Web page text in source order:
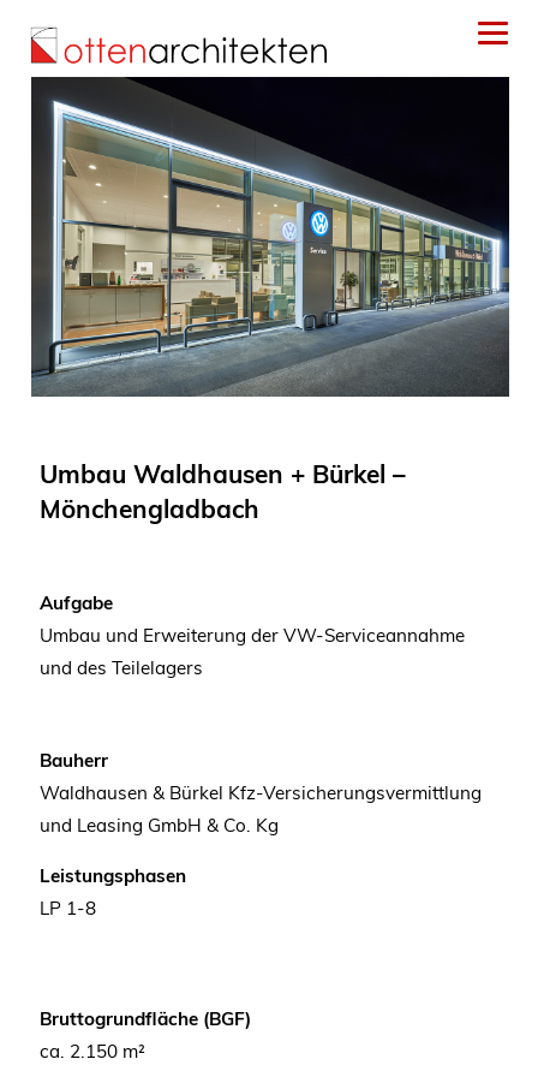
Umbau Waldhausen + Bürkel –
Mönchengladbach
Aufgabe
Umbau und Erweiterung der VW-Serviceannahme
und des Teilelagers
Bauherr
Waldhausen & Bürkel Kfz-Versicherungsvermittlung
und Leasing GmbH & Co. Kg
Leistungsphasen
LP 1-8
Bruttogrundfläche (BGF)
ca. 2.150 m²